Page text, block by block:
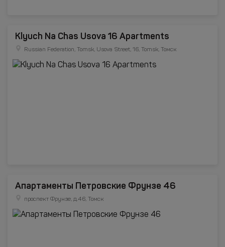
Klyuch Na Chas Usova 16 Apartments
Russian Federation, Tomsk, Usova Street, 16, Tomsk, Томск
Апартаменты Петровские Фрунзе 46
проспект Фрунзе, д.46, Томск